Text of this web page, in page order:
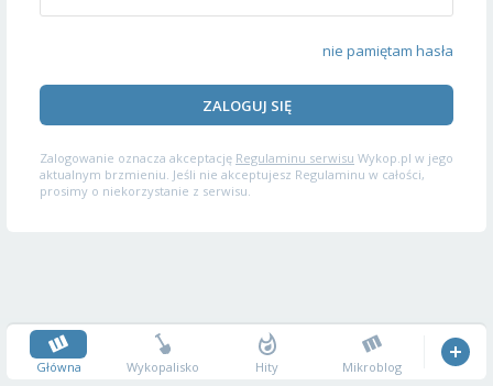
nie pamiętam hasła
ZALOGUJ SIĘ
Zalogowanie oznacza akceptację Regulaminu serwisu Wykop.pl w jego
aktualnym brzmieniu. Jeśli nie akceptujesz Regulaminu w całości,
prosimy o niekorzystanie z serwisu.
Główna Wykopalisko Hity Mikroblog